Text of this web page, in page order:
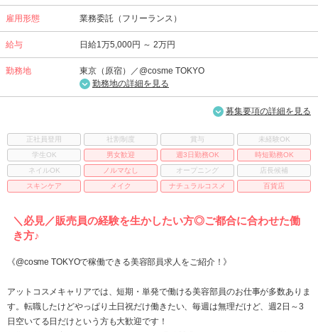
雇用形態 業務委託（フリーランス）
給与 日給1万5,000円 ～ 2万円
勤務地
東京（原宿）／@cosme TOKYO
勤務地の詳細を見る
募集要項の詳細を見る
正社員登用 社割制度 賞与
未経験OK
学生OK
男女歓迎 週3日勤務OK
時短勤務OK
ネイルOK
ノルマなし オープニング
店長候補
スキンケア
メイク ナチュラルコスメ 百貨店
＼必見／販売員の経験を生かしたい方◎ご都合に合わせた働
き方♪
《@cosme TOKYOで稼働できる美容部員求人をご紹介！》
アットコスメキャリアでは、短期・単発で働ける美容部員のお仕事が多数ありま
す。転職したけどやっぱり土日祝だけ働きたい、毎週は無理だけど、週2日～3
日空いてる日だけという方も大歓迎です！